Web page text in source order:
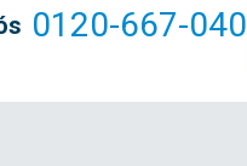
0120-667-040